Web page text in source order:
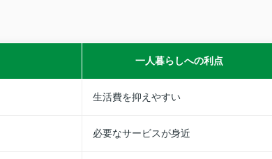
一人暮らしへの利点
生活費を抑えやすい
必要なサービスが身近